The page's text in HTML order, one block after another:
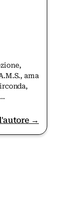
ama
→